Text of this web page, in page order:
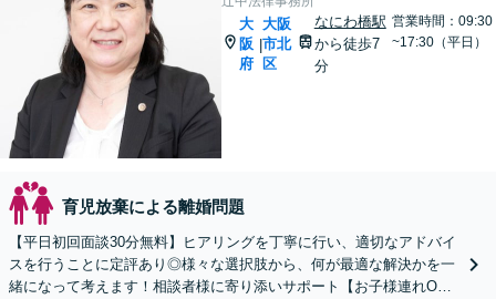
大
阪
府
|
大阪
市北
区
なにわ橋駅
から徒歩7
分
営業時間：09:30
~17:30（平日）
育児放棄による離婚問題
【平日初回面談30分無料】ヒアリングを丁寧に行い、適切なアドバイ
スを行うことに定評あり◎様々な選択肢から、何が最適な解決かを一
緒になって考えます！相談者様に寄り添いサポート【お子様連れO